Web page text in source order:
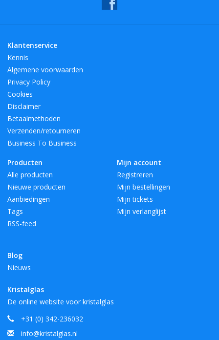
Klantenservice
Kennis
Algemene voorwaarden
Privacy Policy
Cookies
Disclaimer
Betaalmethoden
Verzenden/retourneren
Business To Business
Producten
Alle producten
Nieuwe producten
Aanbiedingen
Tags
RSS-feed
Blog
Nieuws
Mijn account
Registreren
Mijn bestellingen
Mijn tickets
Mijn verlanglijst
Kristalglas
De online website voor kristalglas
+31 (0) 342-236032
info@kristalglas.nl